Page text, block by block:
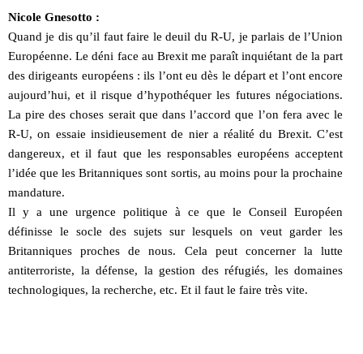
Nicole Gnesotto :
Quand je dis qu’il faut faire le deuil du R-U, je parlais de l’Union
Européenne. Le déni face au Brexit me paraît inquiétant de la part
des dirigeants européens : ils l’ont eu dès le départ et l’ont encore
aujourd’hui, et il risque d’hypothéquer les futures négociations.
La pire des choses serait que dans l’accord que l’on fera avec le
R-U, on essaie insidieusement de nier a réalité du Brexit. C’est
dangereux, et il faut que les responsables européens acceptent
l’idée que les Britanniques sont sortis, au moins pour la prochaine
mandature.
Il y a une urgence politique à ce que le Conseil Européen
définisse le socle des sujets sur lesquels on veut garder les
Britanniques proches de nous. Cela peut concerner la lutte
antiterroriste, la défense, la gestion des réfugiés, les domaines
technologiques, la recherche, etc. Et il faut le faire très vite.